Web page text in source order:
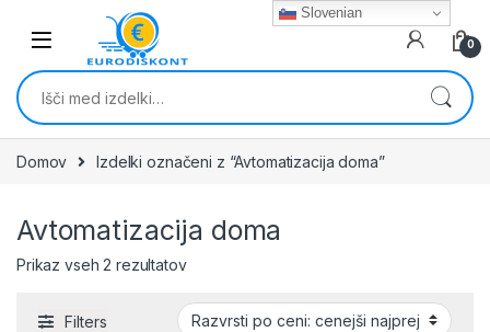
Skip to navigation
0
Išči:
Domov Izdelki označeni z “Avtomatizacija doma”
Avtomatizacija doma
Prikaz vseh 2 rezultatovRazvrščeno po ceni: od najnižje do
Filters
Slovenian